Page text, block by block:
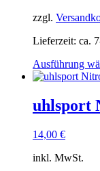
zzgl.
Lieferzeit: ca.
Ausführung
uhlsport
14,00 €
inkl. MwSt.